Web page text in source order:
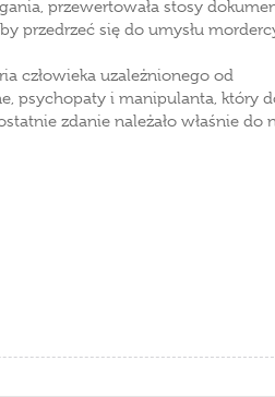
przewertowała stosy
przedrzeć się do umysłu
człowieka uzależnionego od
psychopaty i manipulanta, który
zdanie należało właśnie do